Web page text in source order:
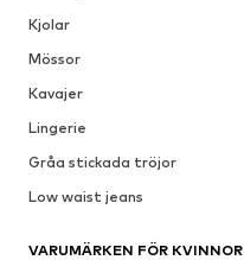
Kjolar
Mössor
Kavajer
Lingerie
Gråa stickada tröjor
Low waist jeans
VARUMÄRKEN FÖR KVINNOR